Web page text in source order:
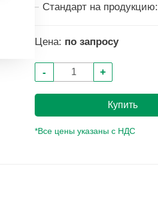
Стандарт на продукцию:
Цена: по запросу
- +
Купить
*Все цены указаны с НДС